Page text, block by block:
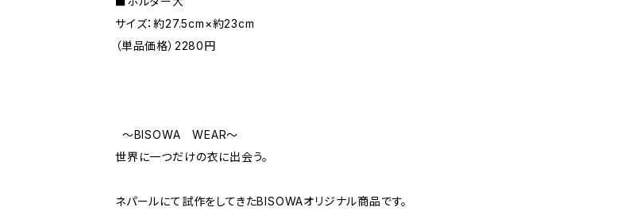
サイズ：約27.5cm×約23cm
（単品価格）2280円
〜BISOWA WEAR〜
世界に一つだけの衣に出会う。
ネパールにて試作をしてきたBISOWAオリジナル商品です。